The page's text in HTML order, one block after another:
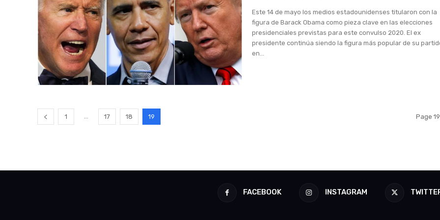
Este 14 de mayo los medios estadounidenses titularon con la
figura de Barack Obama como pieza clave en las elecciones
presidenciales previstas para este convulso 2020. El ex
presidente continúa siendo la figura más popular de su
en...
1 17 18 19 Page
FACEBOOK INSTAGRAM